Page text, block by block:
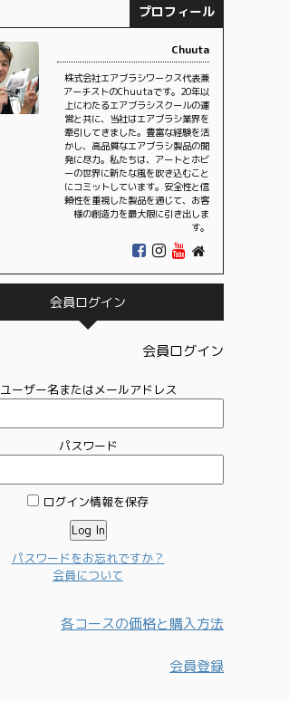
プロフィール
Chuuta
株式会社エアブラシワークス代表兼
アーチストのChuutaです。20年以
上にわたるエアブラシスクールの運
営と共に、当社はエアブラシ業界を
牽引してきました。豊富な経験を活
かし、高品質なエアブラシ製品の開
発に尽力。私たちは、アートとホビ
ーの世界に新たな風を吹き込むこと
にコミットしています。安全性と信
頼性を重視した製品を通じて、お客
様の創造力を最大限に引き出しま
す。
会員ログイン
会員ログイン
ユーザー名またはメールアドレス
パスワード
ログイン情報を保存
パスワードをお忘れですか？
会員について
各コースの価格と購入方法
会員登録